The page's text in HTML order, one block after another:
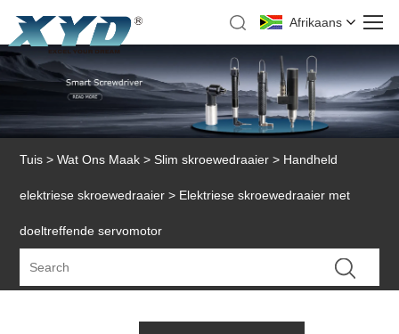
Afrikaans
Tuis > Wat Ons Maak >Slim skroewedraaier > Handheld
elektriese skroewedraaier > Elektriese skroewedraaier met
doeltreffende servomotor